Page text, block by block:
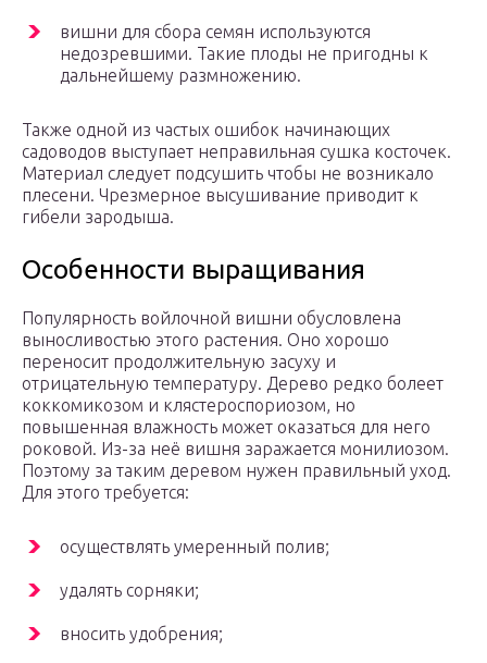
вишни для сбора семян используются
недозревшими. Такие плоды не пригодны к
дальнейшему размножению.
Также одной из частых ошибок начинающих
садоводов выступает неправильная сушка косточек.
Материал следует подсушить чтобы не возникало
плесени. Чрезмерное высушивание приводит к
гибели зародыша.
Особенности выращивания
Популярность войлочной вишни обусловлена
выносливостью этого растения. Оно хорошо
переносит продолжительную засуху и
отрицательную температуру. Дерево редко болеет
коккомикозом и клястероспориозом, но
повышенная влажность может оказаться для него
роковой. Из-за неё вишня заражается монилиозом.
Поэтому за таким деревом нужен правильный уход.
Для этого требуется:
осуществлять умеренный полив;
удалять сорняки;
вносить удобрения;